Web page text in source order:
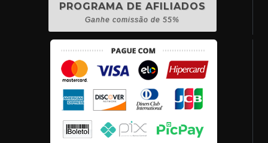
PROGRAMA DE AFILIADOS
Ganhe comissão de 55%